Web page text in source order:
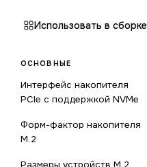
Использовать в сборке
ОСНОВНЫЕ
Интерфейс накопителя
PCIe с поддержкой NVMe
Форм-фактор накопителя
M.2
Размеры устройств M.2